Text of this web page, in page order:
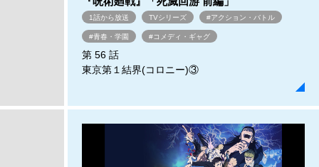
1話から放送 TVシリーズ #アクション・バトル
#青春・学園 #コメディ・ギャグ
第 56 話
東京第１結界(コロニー)③